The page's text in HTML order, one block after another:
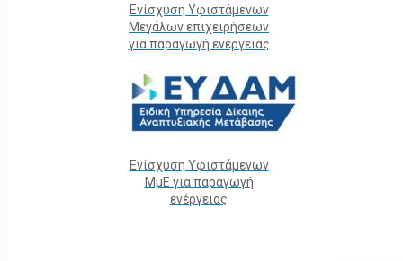
Ενίσχυση Υφιστάμενων
Μεγάλων επιχειρήσεων
για παραγωγή ενέργειας
Ενίσχυση Υφιστάμενων
ΜμΕ για παραγωγή
ενέργειας